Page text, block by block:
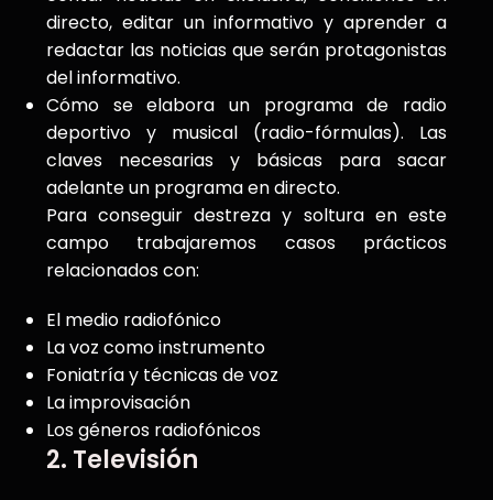
directo, editar un informativo y aprender a
redactar las noticias que serán protagonistas
del informativo.
Cómo se elabora un programa de radio
deportivo y musical (radio-fórmulas). Las
claves necesarias y básicas para sacar
adelante un programa en directo.
Para conseguir destreza y soltura en este
campo trabajaremos casos prácticos
relacionados con:
El medio radiofónico
La voz como instrumento
Foniatría y técnicas de voz
La improvisación
Los géneros radiofónicos
2. Televisión